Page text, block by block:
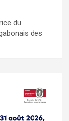
du
des